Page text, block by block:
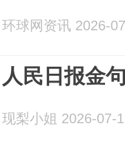
环球网资讯 2026-
人民日报金
现梨小姐 2026-07-